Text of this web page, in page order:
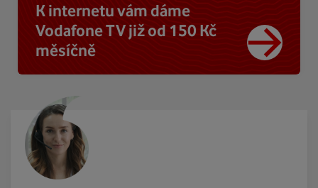
K internetu vám dáme
Vodafone TV již od 150 Kč
měsíčně